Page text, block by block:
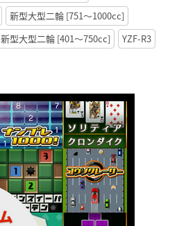
新型大型二輪 [751〜1000cc]
新型大型二輪 [401〜750cc]
YZF-R3